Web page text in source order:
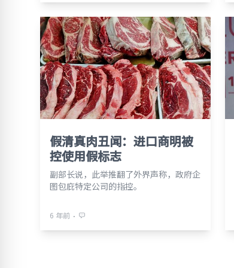
假清真肉丑闻：进口商明被
控使用假标志
副部长说，此举推翻了外界声称，政府企
图包庇特定公司的指控。
6 年前 ⋅